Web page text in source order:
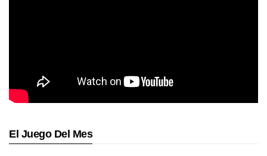
El Juego Del Mes